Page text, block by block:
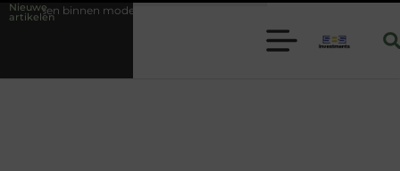
Nieuwe
artikelen
folie techniek Financiële voorsprong voor jouw mkb-bedrijf met